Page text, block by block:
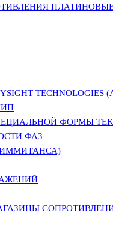
TECHNOLOGIES
ФОРМЫ
ФАЗ
ИММИТАНСА)